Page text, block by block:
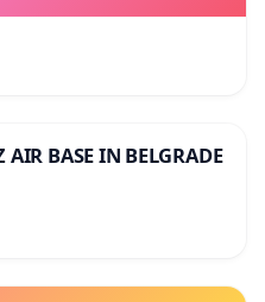
BASE IN BELGRADE